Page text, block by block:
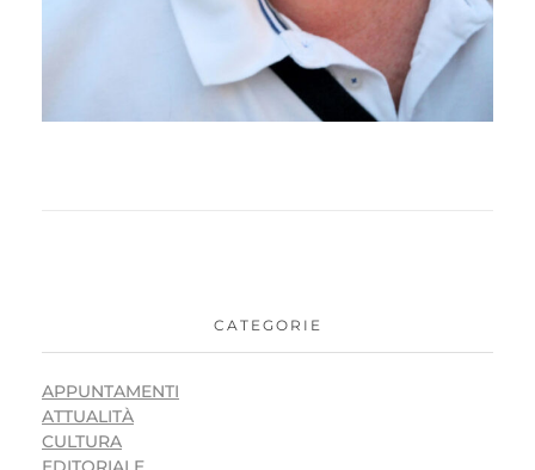
CATEGORIE
APPUNTAMENTI
ATTUALITÀ
CULTURA